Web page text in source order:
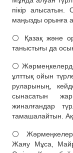
пікір
маңызды орынға
⚪️ Қазақ және
таныстығы да
⚪️
ұлттық ойын
руларының,
сынасатын
жиналғандар
тамашалайтын.
⚪️
Жаяу Мұса,